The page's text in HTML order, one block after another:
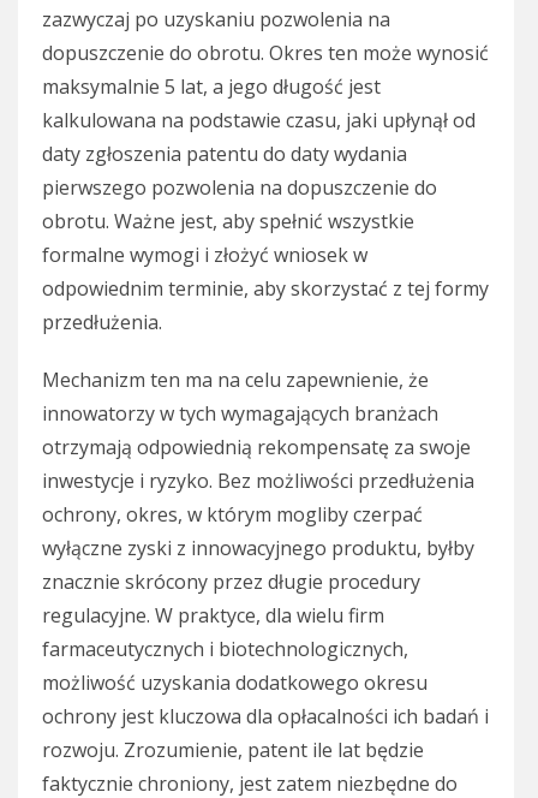
zazwyczaj po uzyskaniu pozwolenia na
dopuszczenie do obrotu. Okres ten może wynosić
maksymalnie 5 lat, a jego długość jest
kalkulowana na podstawie czasu, jaki upłynął od
daty zgłoszenia patentu do daty wydania
pierwszego pozwolenia na dopuszczenie do
obrotu. Ważne jest, aby spełnić wszystkie
formalne wymogi i złożyć wniosek w
odpowiednim terminie, aby skorzystać z tej formy
przedłużenia.
Mechanizm ten ma na celu zapewnienie, że
innowatorzy w tych wymagających branżach
otrzymają odpowiednią rekompensatę za swoje
inwestycje i ryzyko. Bez możliwości przedłużenia
ochrony, okres, w którym mogliby czerpać
wyłączne zyski z innowacyjnego produktu, byłby
znacznie skrócony przez długie procedury
regulacyjne. W praktyce, dla wielu firm
farmaceutycznych i biotechnologicznych,
możliwość uzyskania dodatkowego okresu
ochrony jest kluczowa dla opłacalności ich badań i
rozwoju. Zrozumienie, patent ile lat będzie
faktycznie chroniony, jest zatem niezbędne do